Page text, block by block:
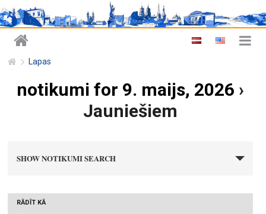
Lapas
notikumi for 9. maijs, 2026 ›
Jauniešiem
i
SHOW NOTIKUMI SEARCH
RĀDĪT KĀ